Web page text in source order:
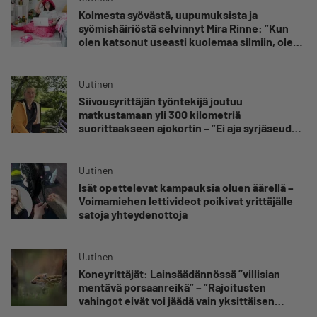
Kolmesta syövästä, uupumuksista ja
syömishäiriöstä selvinnyt Mira Rinne: ”Kun
olen katsonut useasti kuolemaa silmiin, olen
Uutinen
Siivousyrittäjän työntekijä joutuu
matkustamaan yli 300 kilometriä
suorittaakseen ajokortin – ”Ei aja syrjäseudun
Uutinen
Isät opettelevat kampauksia oluen äärellä –
Voimamiehen lettivideot poikivat yrittäjälle
satoja yhteydenottoja
Uutinen
Koneyrittäjät: Lainsäädännössä ”villisian
mentävä porsaanreikä” – ”Rajoitusten
vahingot eivät voi jäädä vain yksittäisen